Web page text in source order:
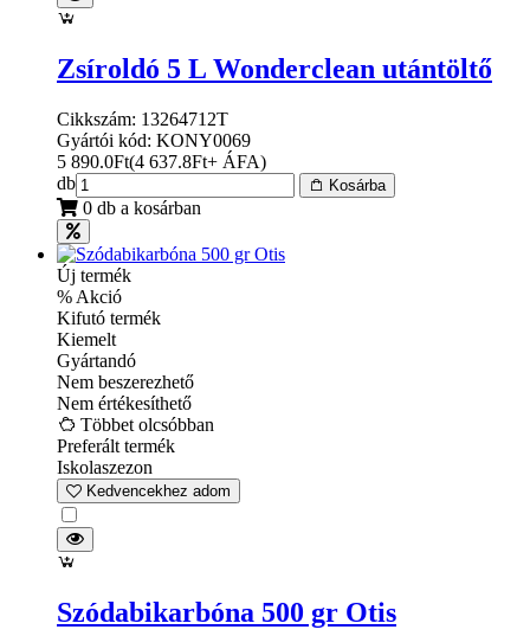
Zsíroldó 5 L Wonderclean utántöltő
Cikkszám: 13264712T
Gyártói kód: KONY0069
5 890.0Ft(4 637.8Ft+ ÁFA)
db
Kosárba
0 db a kosárban
Új termék
% Akció
Kifutó termék
Kiemelt
Gyártandó
Nem beszerezhető
Nem értékesíthető
Többet olcsóbban
Preferált termék
Iskolaszezon
Kedvencekhez adom
Szódabikarbóna 500 gr Otis